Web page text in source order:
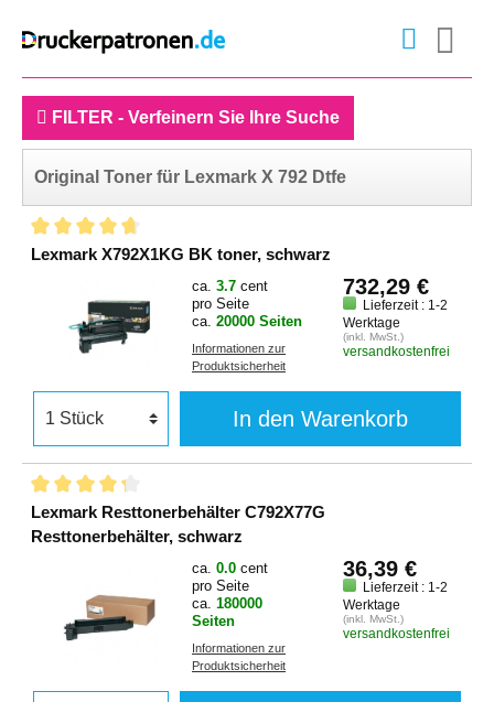
FILTER - Verfeinern Sie Ihre Suche
Original Toner für Lexmark X 792 Dtfe
Lexmark X792X1KG BK toner, schwarz
ca. 3.7 cent
pro Seite
ca. 20000 Seiten
Informationen zur
Produktsicherheit
732,29 €
Lieferzeit : 1-2
Werktage
(inkl. MwSt.)
versandkostenfrei
In den Warenkorb
Lexmark Resttonerbehälter C792X77G
Resttonerbehälter, schwarz
ca. 0.0 cent
pro Seite
ca. 180000
Seiten
Informationen zur
Produktsicherheit
36,39 €
Lieferzeit : 1-2
Werktage
(inkl. MwSt.)
versandkostenfrei